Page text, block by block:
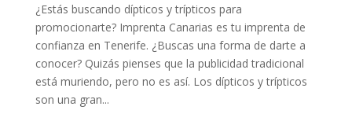
¿Estás buscando dípticos y trípticos para
promocionarte? Imprenta Canarias es tu imprenta de
confianza en Tenerife. ¿Buscas una forma de darte a
conocer? Quizás pienses que la publicidad tradicional
está muriendo, pero no es así. Los dípticos y trípticos
son una gran...